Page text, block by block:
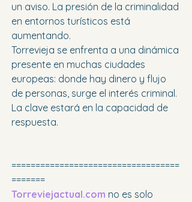
un aviso. La presión de la criminalidad
en entornos turísticos está
aumentando.
Torrevieja se enfrenta a una dinámica
presente en muchas ciudades
europeas: donde hay dinero y flujo
de personas, surge el interés criminal.
La clave estará en la capacidad de
respuesta.
===================================
=======
Torreviejactual.com no es solo